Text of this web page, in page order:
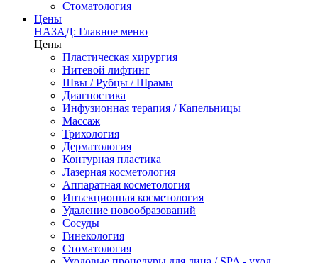
Стоматология
Цены
НАЗАД: Главное меню
Цены
Пластическая хирургия
Нитевой лифтинг
Швы / Рубцы / Шрамы
Диагностика
Инфузионная терапия / Капельницы
Массаж
Трихология
Дерматология
Контурная пластика
Лазерная косметология
Аппаратная косметология
Инъекционная косметология
Удаление новообразований
Сосуды
Гинекология
Стоматология